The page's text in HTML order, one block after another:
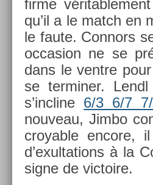
fir­me
qu’il a le match en
le faute. Con­nors
oc­cas­ion ne se
dans le ventre
se ter­min­er.
s’incline 6/3 6/7
nouveau, Jimbo
croy­able en­core,
d’exul­ta­tions à la
signe de vic­toire.